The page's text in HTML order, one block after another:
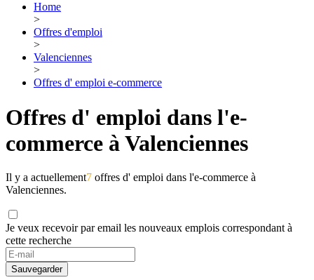
Home
>
Offres d'emploi
>
Valenciennes
>
Offres d' emploi e-commerce
Offres d' emploi dans l'e-
commerce à Valenciennes
Il y a actuellement7 offres d' emploi dans l'e-commerce à
Valenciennes.
Je veux recevoir par email les nouveaux emplois correspondant à
cette recherche
Sauvegarder